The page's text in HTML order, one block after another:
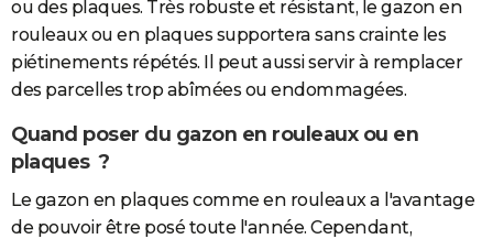
ou des plaques. Très robuste et résistant, le gazon en
rouleaux ou en plaques supportera sans crainte les
piétinements répétés. Il peut aussi servir à remplacer
des parcelles trop abîmées ou endommagées.
Quand poser du gazon en rouleaux ou en
plaques ?
Le gazon en plaques comme en rouleaux a l'avantage
de pouvoir être posé toute l'année. Cependant,